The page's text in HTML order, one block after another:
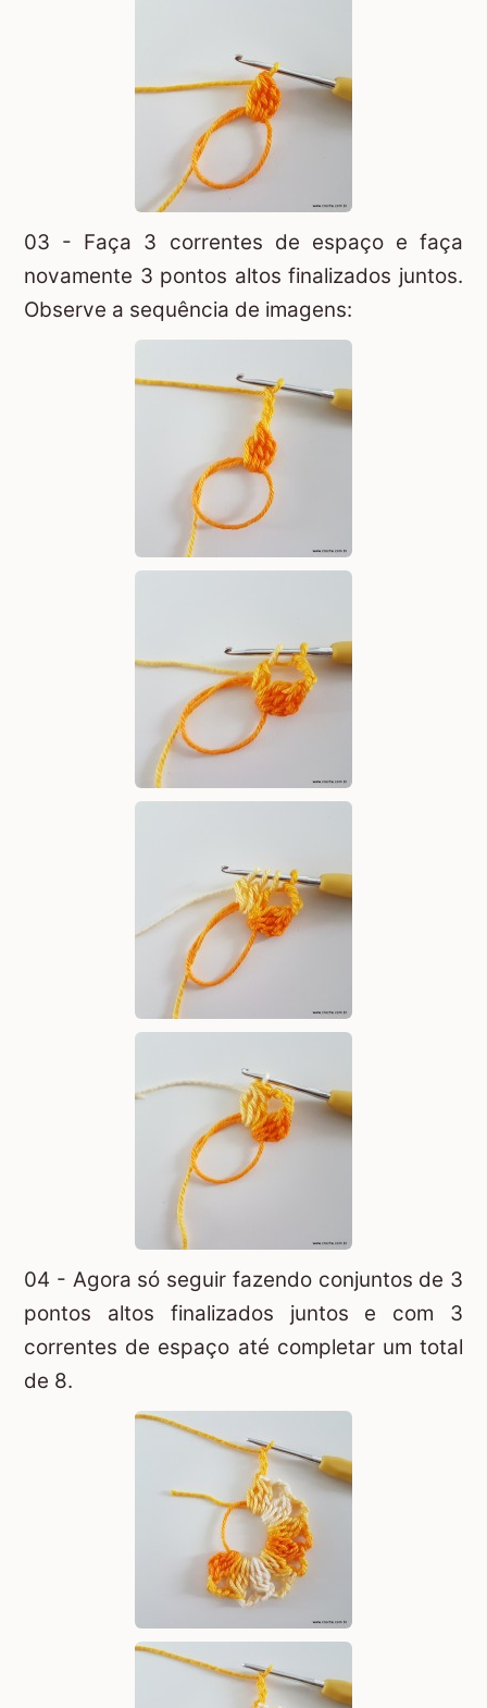
03 - Faça 3 correntes de espaço e faça
novamente 3 pontos altos finalizados juntos.
Observe a sequência de imagens:
04 - Agora só seguir fazendo conjuntos de 3
pontos altos finalizados juntos e com 3
correntes de espaço até completar um total
de 8.